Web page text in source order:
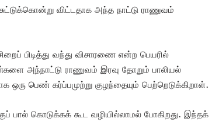
விட்டதாக அந்த நாட்டு ராணுவம்
பிடித்து வந்து விசாரணை என்ற பெயரில்
அந்நாட்டு ராணுவம் இரவு தோறும் பாலியல்
பெண் கர்ப்பமுற்று குழந்தையும் பெற்றெடுக்கிறாள்.
பால் கொடுக்கக் கூட வழியில்லாமல் போகிறது. இந்தக்